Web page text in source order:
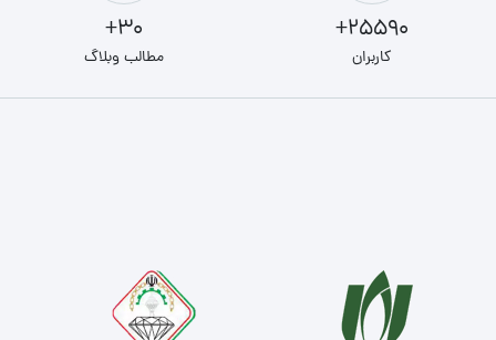
25590+
کاربران
30+
مطالب وبلاگ